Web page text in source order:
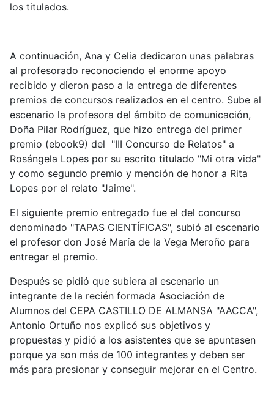
los titulados.
A continuación, Ana y Celia dedicaron unas palabras
al profesorado reconociendo el enorme apoyo
recibido y dieron paso a la entrega de diferentes
premios de concursos realizados en el centro. Sube al
escenario la profesora del ámbito de comunicación,
Doña Pilar Rodríguez, que hizo entrega del primer
premio (ebook9) del "III Concurso de Relatos" a
Rosángela Lopes por su escrito titulado "Mi otra vida"
y como segundo premio y mención de honor a Rita
Lopes por el relato "Jaime".
El siguiente premio entregado fue el del concurso
denominado "TAPAS CIENTÍFICAS", subió al escenario
el profesor don José María de la Vega Meroño para
entregar el premio.
Después se pidió que subiera al escenario un
integrante de la recién formada Asociación de
Alumnos del CEPA CASTILLO DE ALMANSA "AACCA",
Antonio Ortuño nos explicó sus objetivos y
propuestas y pidió a los asistentes que se apuntasen
porque ya son más de 100 integrantes y deben ser
más para presionar y conseguir mejorar en el Centro.